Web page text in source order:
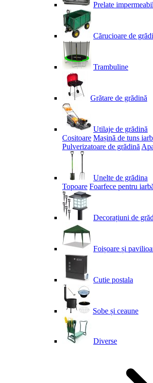
Prelate
Cărucioare de
Trambuline
Grătare de grădină
Utilaje de grădină
Cositoare Mașină de tuns
Pulverizatoare de grădină
Unelte de grădina
Topoare Foarfece pentru
Decorațiuni de
Foișoare și
Cutie postala
Sobe și ceaune
Diverse